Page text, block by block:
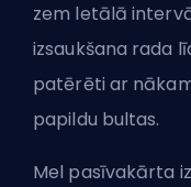
zem letālā
izsaukšana rada
patērēti ar
papildu bultas.
Mel pasīvakārta